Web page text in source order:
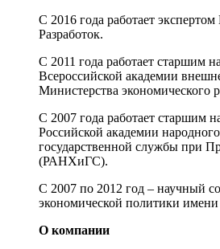
С 2016 года работает
Разработок.
С 2011 года работает старшим
Всероссийской академии
Министерства экономического
С 2007 года работает старшим
Российской академии народного
государственной службы при
(РАНХиГС).
С 2007 по 2012 год – научный
экономической политики
О компании